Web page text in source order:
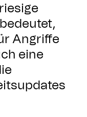
Angriffe
eine